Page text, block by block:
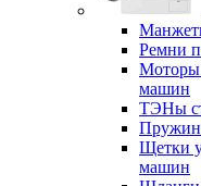
Ремни
Моторы
машин
ТЭНы
Щетки
машин